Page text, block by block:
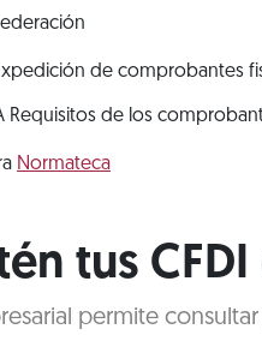
de comprobantes
Requisitos de los
Normateca
tus
permite